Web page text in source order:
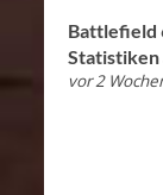
Battlefield
Statistiken
vor 2